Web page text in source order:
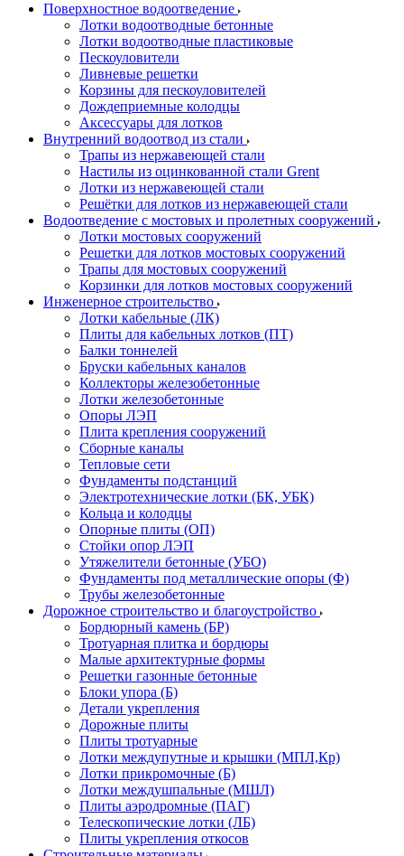
Поверхностное водоотведение
Лотки водоотводные бетонные
Лотки водоотводные пластиковые
Пескоуловители
Ливневые решетки
Корзины для пескоуловителей
Дождеприемные колодцы
Аксессуары для лотков
Внутренний водоотвод из стали
Трапы из нержавеющей стали
Настилы из оцинкованной стали Grent
Лотки из нержавеющей стали
Решётки для лотков из нержавеющей стали
Водоотведение с мостовых и пролетных сооружений
Лотки мостовых сооружений
Решетки для лотков мостовых сооружений
Трапы для мостовых сооружений
Корзинки для лотков мостовых сооружений
Инженерное строительство
Лотки кабельные (ЛК)
Плиты для кабельных лотков (ПТ)
Балки тоннелей
Бруски кабельных каналов
Коллекторы железобетонные
Лотки железобетонные
Опоры ЛЭП
Плита крепления сооружений
Сборные каналы
Тепловые сети
Фундаменты подстанций
Электротехнические лотки (БК, УБК)
Кольца и колодцы
Опорные плиты (ОП)
Стойки опор ЛЭП
Утяжелители бетонные (УБО)
Фундаменты под металлические опоры (Ф)
Трубы железобетонные
Дорожное строительство и благоустройство
Бордюрный камень (БР)
Тротуарная плитка и бордюры
Малые архитектурные формы
Решетки газонные бетонные
Блоки упора (Б)
Детали укрепления
Дорожные плиты
Плиты тротуарные
Лотки междупутные и крышки (МПЛ,Кр)
Лотки прикромочные (Б)
Лотки междушпальные (МШЛ)
Плиты аэродромные (ПАГ)
Телескопические лотки (ЛБ)
Плиты укрепления откосов